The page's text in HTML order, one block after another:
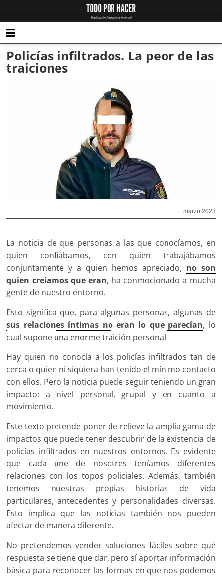
Policías infiltrados. La peor de las
traiciones
marzo 2023
La noticia de que personas a las que conocíamos, en
quien confiábamos, con quien trabajábamos
conjuntamente y a quien hemos apreciado, no son
quien creíamos que eran, ha conmocionado a mucha
gente de nuestro entorno.
Esto significa que, para algunas personas, algunas de
sus relaciones íntimas no eran lo que parecían, lo
cual supone una enorme traición personal.
Hay quien no conocía a los policías infiltrados tan de
cerca o quien ni siquiera han tenido el mínimo contacto
con ellos. Pero la noticia puede seguir teniendo un gran
impacto: a nivel personal, grupal y en cuanto a
movimiento.
Este texto pretende poner de relieve la amplia gama de
impactos que puede tener descubrir de la existencia de
policías infiltrados en nuestros entornos. Es evidente
que cada une de nosotres teníamos diferentes
relaciones con los topos policiales. Además, también
tenemos nuestras propias historias de vida
particulares, antecedentes y personalidades diversas.
Esto implica que las noticias también nos pueden
afectar de manera diferente.
No pretendemos vender soluciones fáciles sobre qué
respuesta se tiene que dar, pero sí aportar información
básica para reconocer las formas en que nos podemos